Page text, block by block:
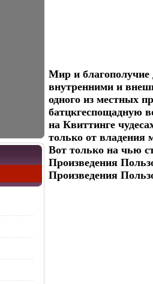
Мир и благополучие
внутренними и
одного из местных
батцкгеспощадную
на Квиттинге
только от владения
Вот только на чью
Произведения
Произведения